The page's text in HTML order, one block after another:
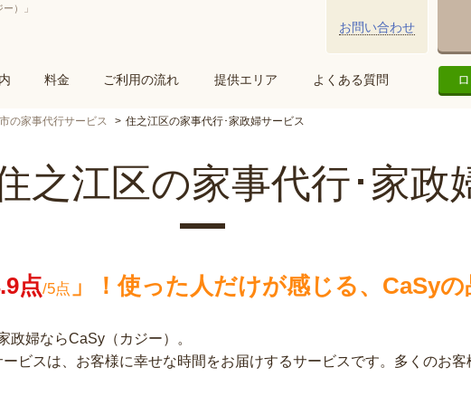
）」
料金 ご利用の流れ 提供エリア よくある質問
お問い合わせ
の家事代行サービス 住之江区の家事代行･家政婦サービス
之江区の家事代行･家政
点/5点 」！使った人だけが感じる、CaSyの
政婦ならCaSy（カジー）。
ビスは、お客様に幸せな時間をお届けするサービスです。多くのお